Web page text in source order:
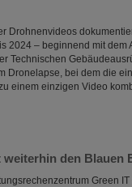
Drohnenvideos
2024 – beginnend mit dem
Technischen
Dronelapse, bei dem die
einem einzigen Video
den Blauen
Green IT